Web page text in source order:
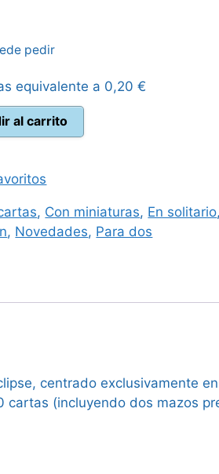
€.
pedir
equivalente a 0,20€
al carrito
, Con miniaturas, En solitario,
, Novedades, Para dos
centrado exclusivamente
cartas (incluyendo dos mazos